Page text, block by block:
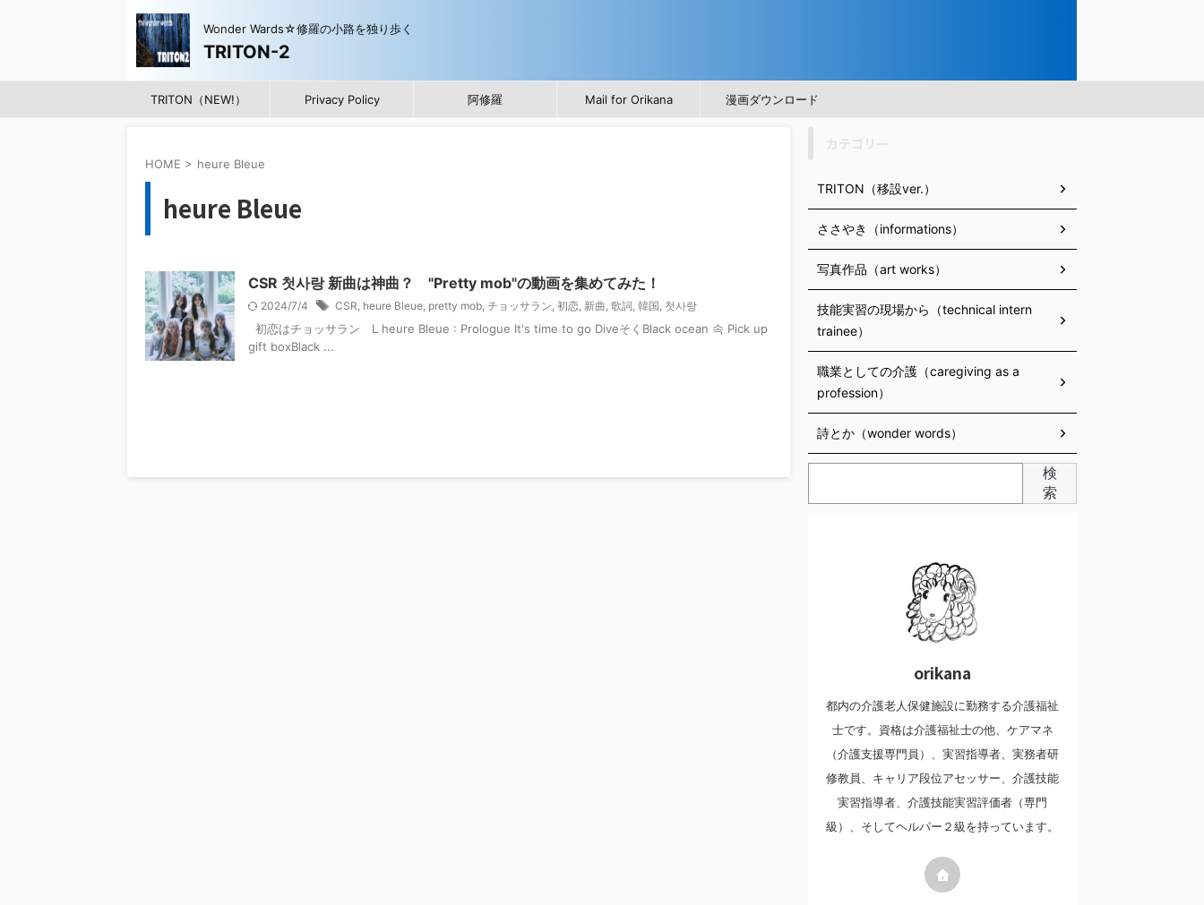
Wonder Wards☆修羅の小路を独り歩く
TRITON-2
TRITON（NEW!） Privacy Policy 阿修羅 Mail for Orikana 漫画ダウンロード
HOME > heure Bleue
heure Bleue
CSR 첫사랑 新曲は神曲？ "Pretty mob"の動画を集めてみた！
2024/7/4 CSR, heure Bleue, pretty mob, チョッサラン, 初恋, 新曲, 歌詞, 韓国, 첫사랑
初恋はチョッサラン L heure Bleue : Prologue It's time to go DiveそくBlack ocean 속 Pick up
gift boxBlack ...
TRITON（移設ver.）
ささやき（informations）
写真作品（art works）
技能実習の現場から（technical intern
trainee）
職業としての介護（caregiving as a
profession）
詩とか（wonder words）
検
索
orikana
都内の介護老人保健施設に勤務する介護福祉
士です。資格は介護福祉士の他、ケアマネ
（介護支援専門員）、実習指導者、実務者研
修教員、キャリア段位アセッサー、介護技能
実習指導者、介護技能実習評価者（専門
級）、そしてヘルパー２級を持っています。